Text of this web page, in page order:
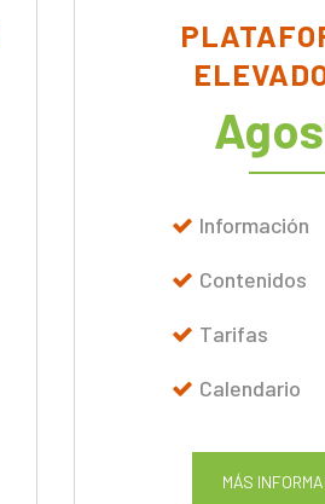
Información
Contenidos
Tarifas
Calendario
MÁS